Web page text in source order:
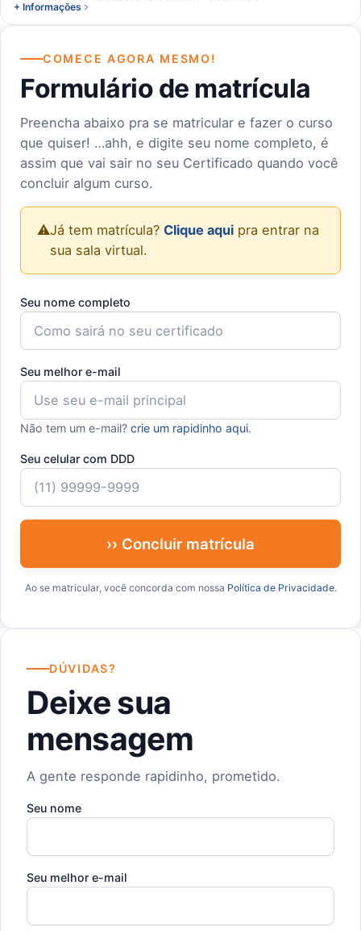
+ Informações
COMECE AGORA MESMO!
Formulário de matrícula
Preencha abaixo pra se matricular e fazer o curso
que quiser! …ahh, e digite seu nome completo, é
assim que vai sair no seu Certificado quando você
concluir algum curso.
⚠️Já tem matrícula? Clique aqui pra entrar na
sua sala virtual.
Seu nome completo
Seu melhor e-mail
Não tem um e-mail? crie um rapidinho aqui.
Seu celular com DDD
›› Concluir matrícula
Ao se matricular, você concorda com nossa Política de Privacidade.
DÚVIDAS?
Deixe sua
mensagem
A gente responde rapidinho, prometido.
Seu nome
Seu melhor e-mail